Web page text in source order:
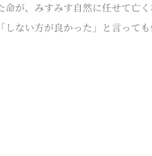
が、みすみす自然に任せて亡く
ない方が良かった」と言って